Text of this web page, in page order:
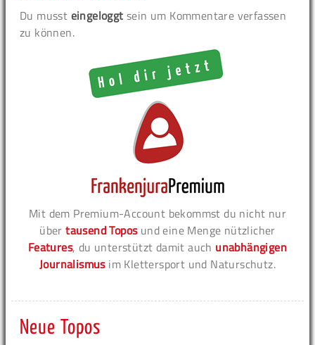
Du musst eingeloggt sein um Kommentare verfassen
zu können.
Mit dem Premium-Account bekommst du nicht nur
übertausend Toposund eine Menge nützlicher
Features, du unterstützt damit auch unabhängigen
Journalismusim Klettersport und Naturschutz.
Neue Topos